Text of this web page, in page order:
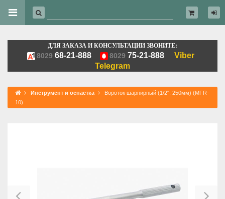
ДЛЯ ЗАКАЗА И КОНСУЛЬТАЦИИ ЗВОНИТЕ:
8029 68-21-888 8029 75-21-888
Viber
Telegram
Инструмент и оснастка
Вороток шарнирный (1/2", 250мм) (MFR-
10)